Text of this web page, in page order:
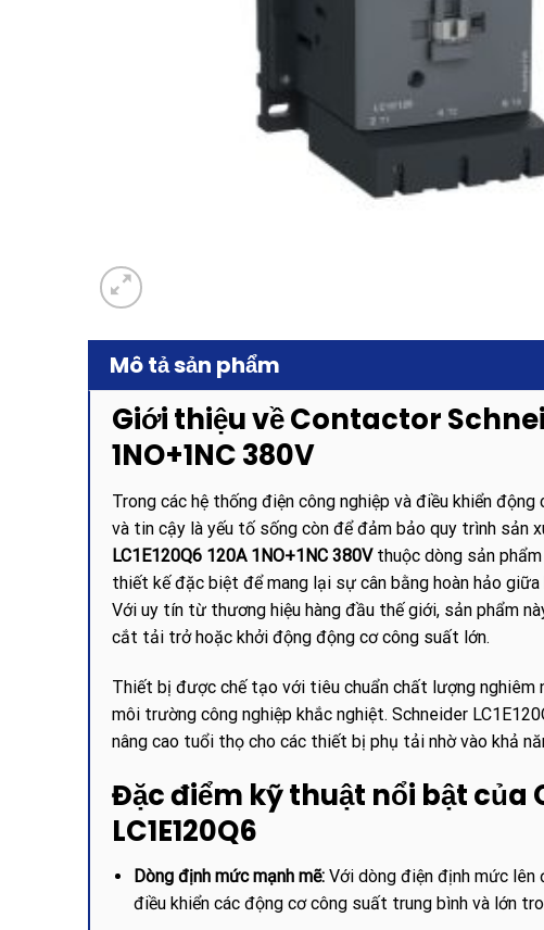
Mô tả sản phẩm
Giới thiệu về Contactor
1NO+1NC 380V
Trong các hệ thống điện công nghiệp và điều khiển
và tin cậy là yếu tố sống còn để đảm bảo quy trình sản
LC1E120Q6 120A 1NO+1NC 380Vthuộc dòng sản
thiết kế đặc biệt để mang lại sự cân bằng hoàn hảo
Với uy tín từ thương hiệu hàng đầu thế giới, sản phẩm
cắt tải trở hoặc khởi động động cơ công suất lớn.
Thiết bị được chế tạo với tiêu chuẩn chất lượng
môi trường công nghiệp khắc nghiệt. Schneider
nâng cao tuổi thọ cho các thiết bị phụ tải nhờ vào khả
Đặc điểm kỹ thuật nổi bật
LC1E120Q6
Dòng định mức mạnh mẽ: Với dòng điện định mức
điều khiển các động cơ công suất trung bình và lớn